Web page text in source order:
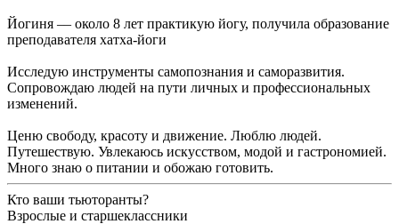
Йогиня –– около 8 лет практикую йогу, получила образование
преподавателя хатха-йоги
Исследую инструменты самопознания и саморазвития.
Сопровождаю людей на пути личных и профессиональных
изменений.
Ценю свободу, красоту и движение. Люблю людей.
Путешествую. Увлекаюсь искусством, модой и гастрономией.
Много знаю о питании и обожаю готовить.
Кто ваши тьюторанты?
Взрослые и старшеклассники